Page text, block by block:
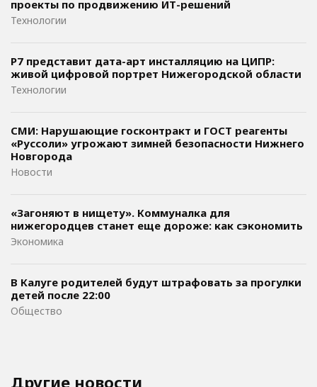
проекты по продвижению ИТ-решений
Технологии
Р7 представит дата-арт инсталляцию на ЦИПР:
живой цифровой портрет Нижегородской области
Технологии
СМИ: Нарушающие госконтракт и ГОСТ реагенты
«Руссоли» угрожают зимней безопасности Нижнего
Новгорода
Новости
«Загоняют в нищету». Коммуналка для
нижегородцев станет еще дороже: как сэкономить
Экономика
В Калуге родителей будут штрафовать за прогулки
детей после 22:00
Общество
Другие новости